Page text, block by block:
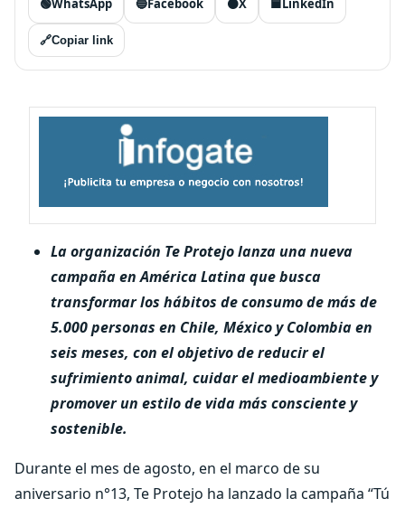
🟢WhatsApp 🔵Facebook ⚫X 🟦LinkedIn
🔗Copiar link
La organización Te Protejo lanza una nueva
campaña en América Latina que busca
transformar los hábitos de consumo de más de
5.000 personas en Chile, México y Colombia en
seis meses, con el objetivo de reducir el
sufrimiento animal, cuidar el medioambiente y
promover un estilo de vida más consciente y
sostenible.
Durante el mes de agosto, en el marco de su
aniversario n°13, Te Protejo ha lanzado la campaña “Tú